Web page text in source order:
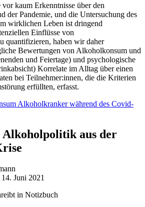
kaum Erkenntnisse über den
der Pandemie, und die Untersuchung des
wirklichen Leben ist dringend
Einflüsse von
quantifizieren, haben wir daher
Bewertungen von Alkoholkonsum und
und Feiertage) und psychologische
Korrelate im Alltag über einen
bei Teilnehmer:innen, die die Kriterien
erfüllten, erfasst.
Alkoholkranker während des Covid-
aus der
Juni 2021